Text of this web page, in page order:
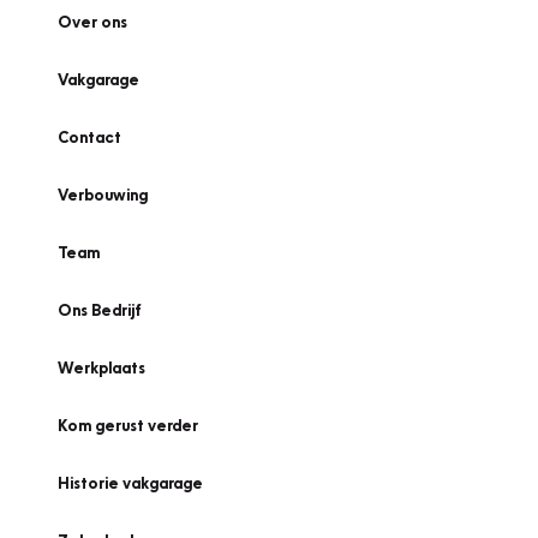
Over ons
Vakgarage
Contact
Verbouwing
Team
Ons Bedrijf
Werkplaats
Kom gerust verder
Historie vakgarage